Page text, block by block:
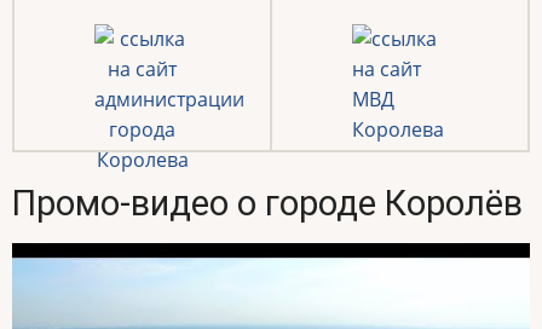
Промо-видео о городе Королёв